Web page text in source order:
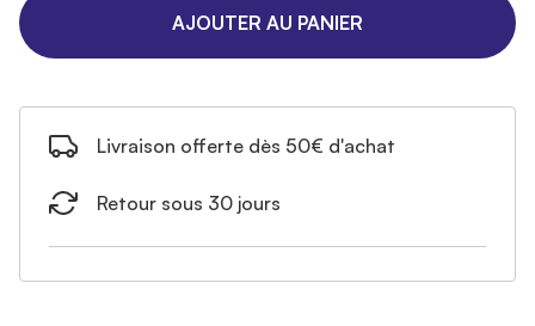
AJOUTER AU PANIER
Livraison offerte dès 50€ d'achat
Retour sous 30 jours